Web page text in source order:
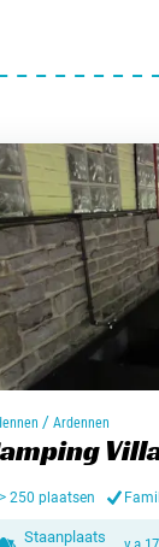
/Ardennen
> 250 plaatsen
Staanplaats